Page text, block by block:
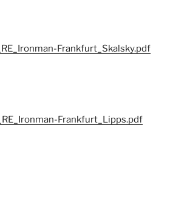
Frankfurt_Skalsky.pdf
Frankfurt_Lipps.pdf